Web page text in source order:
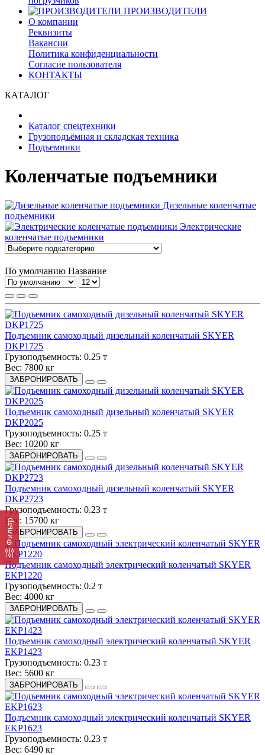
ПРОИЗВОДИТЕЛИ
О компании
Реквизиты
Вакансии
Политика конфиденциальности
Согласие пользователя
КОНТАКТЫ
КАТАЛОГ
Каталог спецтехники
Грузоподъёмная и складская техника
Подъемники
Коленчатые подъемники
Фильтр
Дизельные коленчатые
подъемники
Электрические
коленчатые подъемники
По умолчанию Название
Подъемник самоходный дизельный коленчатый SKYER
DKP1725
Грузоподъемность: 0.25 т
Вес: 7800 кг
ЗАБРОНИРОВАТЬ
Подъемник самоходный дизельный коленчатый SKYER
DKP2025
Грузоподъемность: 0.25 т
Вес: 10200 кг
ЗАБРОНИРОВАТЬ
Подъемник самоходный дизельный коленчатый SKYER
DKP2723
Грузоподъемность: 0.23 т
Вес: 15700 кг
ЗАБРОНИРОВАТЬ
Подъемник самоходный электрический коленчатый SKYER
EKP1220
Грузоподъемность: 0.2 т
Вес: 4000 кг
ЗАБРОНИРОВАТЬ
Подъемник самоходный электрический коленчатый SKYER
EKP1423
Грузоподъемность: 0.23 т
Вес: 5600 кг
ЗАБРОНИРОВАТЬ
Подъемник самоходный электрический коленчатый SKYER
EKP1623
Грузоподъемность: 0.23 т
Вес: 6490 кг